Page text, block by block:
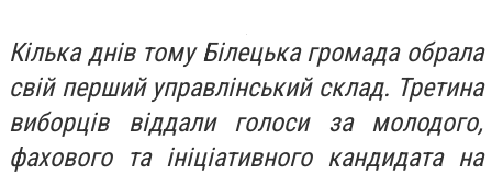
Кілька днів тому Білецька громада обрала
свій перший управлінський склад. Третина
виборців віддали голоси за молодого,
фахового та ініціативного кандидата на